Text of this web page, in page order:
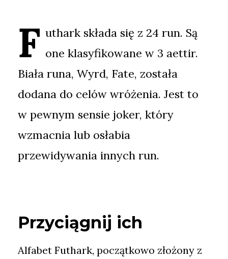
F uthark składa się z 24 run. Są
one klasyfikowane w 3 aettir.
Biała runa, Wyrd, Fate, została
dodana do celów wróżenia. Jest to
w pewnym sensie joker, który
wzmacnia lub osłabia
przewidywania innych run.
Przyciągnij ich
Alfabet Futhark, początkowo złożony z